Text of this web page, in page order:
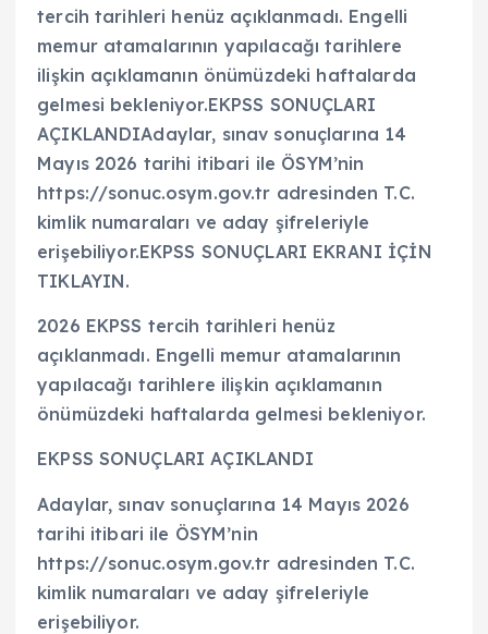
tercih tarihleri henüz açıklanmadı. Engelli
memur atamalarının yapılacağı tarihlere
ilişkin açıklamanın önümüzdeki haftalarda
gelmesi bekleniyor.EKPSS SONUÇLARI
AÇIKLANDIAdaylar, sınav sonuçlarına 14
Mayıs 2026 tarihi itibari ile ÖSYM’nin
https://sonuc.osym.gov.tr adresinden T.C.
kimlik numaraları ve aday şifreleriyle
erişebiliyor.EKPSS SONUÇLARI EKRANI İÇİN
TIKLAYIN.
2026 EKPSS tercih tarihleri henüz
açıklanmadı. Engelli memur atamalarının
yapılacağı tarihlere ilişkin açıklamanın
önümüzdeki haftalarda gelmesi bekleniyor.
EKPSS SONUÇLARI AÇIKLANDI
Adaylar, sınav sonuçlarına 14 Mayıs 2026
tarihi itibari ile ÖSYM’nin
https://sonuc.osym.gov.tr adresinden T.C.
kimlik numaraları ve aday şifreleriyle
erişebiliyor.